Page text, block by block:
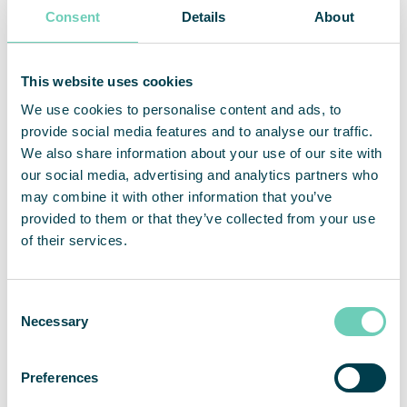
Consent Details About
This website uses cookies
We use cookies to personalise content and ads, to
provide social media features and to analyse our traffic.
We also share information about your use of our site with
our social media, advertising and analytics partners who
may combine it with other information that you’ve
provided to them or that they’ve collected from your use
of their services.
Selection
Necessary
Preferences
dryckesproduktion
Kontroll över luftkvaliteten är avgörande för att
kunna garantera produkternas säkerhet, kvalitet
och hållbarhet. Det förbättrar arbetsmiljön för
personalen samt bidrar till deras hälsa,
produktivitet och trivsel. Det gör det också lättare
att uppfylla kraven på hygien och
att du kan lägga mindre tid på att rengöra och
effektiviteten och drifttiden. Och det kommer att